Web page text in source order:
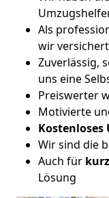
Als
wir versichert
Zuverlässig,
uns eine
Preiswerter
Motivierte
Kostenloses
Wir sind die
Auch für
Lösung